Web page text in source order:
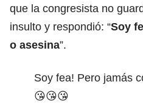
que la congresista no
insulto y respondió: “Soy
o asesina”.
Soy fea! Pero jamás
😘😘😘